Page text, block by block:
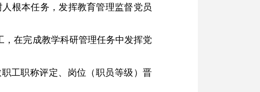
根本任务，发挥教育管理监督党员
，在完成教学科研管理任务中发挥党
工职称评定、岗位（职员等级）晋